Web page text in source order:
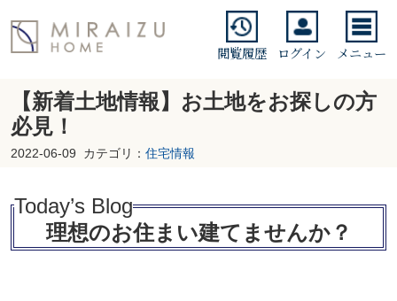
閲覧履歴 ログイン メニュー
【新着土地情報】お土地をお探しの方
必見！
2022-06-09 カテゴリ： 住宅情報
Today’s Blog
理想のお住まい建てませんか？